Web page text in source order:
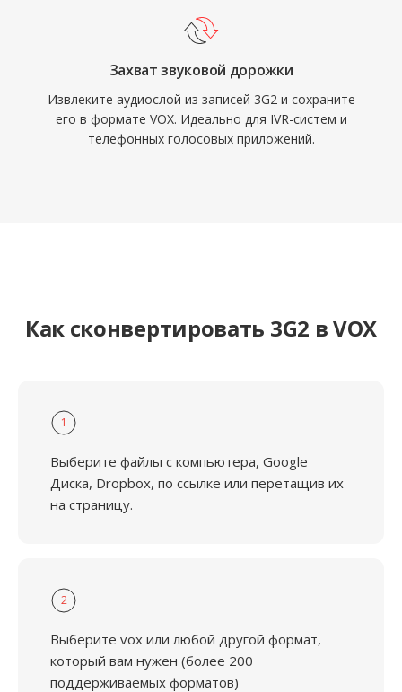
Захват звуковой дорожки
Извлеките аудиослой из записей 3G2 и сохраните
его в формате VOX. Идеально для IVR-систем и
телефонных голосовых приложений.
Как сконвертировать 3G2 в VOX
1
Выберите файлы с компьютера, Google
Диска, Dropbox, по ссылке или перетащив их
на страницу.
2
Выберите vox или любой другой формат,
который вам нужен (более 200
поддерживаемых форматов)